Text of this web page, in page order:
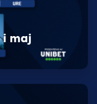
i maj